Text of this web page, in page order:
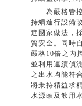
為嚴格管控
持續進行設備
進國家做法，
質安全。同時
嚴格10倍之內
並利用連續偵
之出水均能符
將秉持精益求
水源頭及飲用